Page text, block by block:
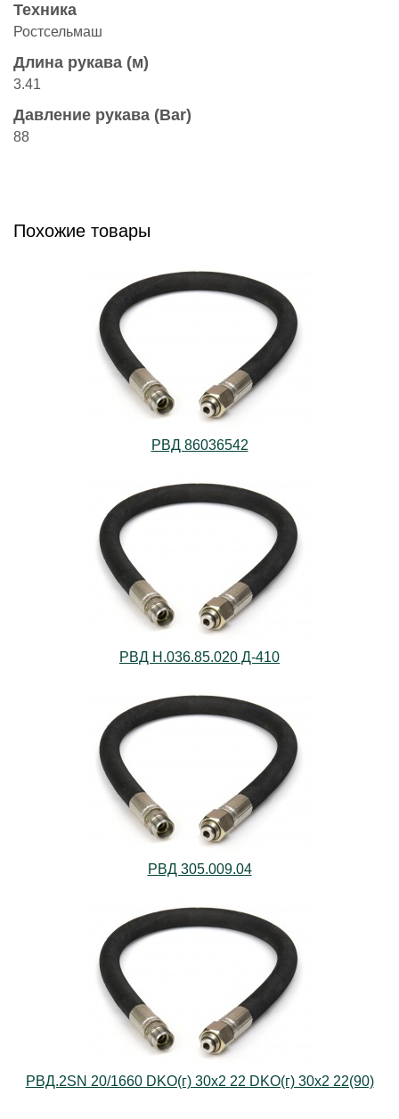
Техника
Ростсельмаш
Длина рукава (м)
3.41
Давление рукава (Bar)
88
Похожие товары
РВД 86036542
РВД Н.036.85.020 Д-410
РВД 305.009.04
РВД.2SN 20/1660 DKO(г) 30х2 22 DKO(г) 30х2 22(90)